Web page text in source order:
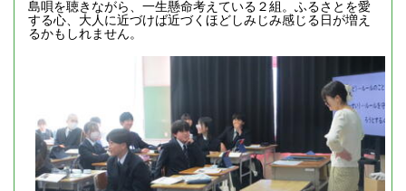
島唄を聴きながら、一生懸命考えている２組。ふるさとを愛
する心、大人に近づけば近づくほどしみじみ感じる日が増え
るかもしれません。